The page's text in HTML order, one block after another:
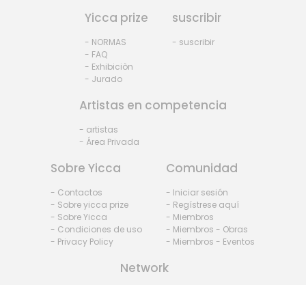
Yicca prize
- NORMAS
- FAQ
- Exhibiciòn
- Jurado
suscribir
- suscribir
Artistas en competencia
- artistas
- Área Privada
Sobre Yicca
- Contactos
- Sobre yicca prize
- Sobre Yicca
- Condiciones de uso
- Privacy Policy
Comunidad
- Iniciar sesión
- Regístrese aquí
- Miembros
- Miembros - Obras
- Miembros - Eventos
Network